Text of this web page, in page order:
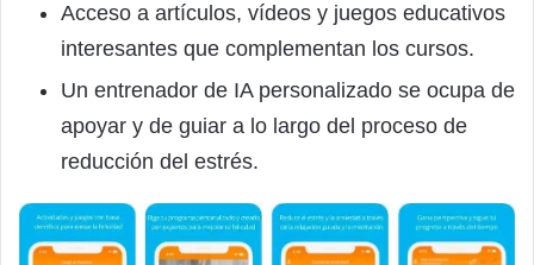
Acceso a artículos, vídeos y juegos educativos
interesantes que complementan los cursos.
Un entrenador de IA personalizado se ocupa de
apoyar y de guiar a lo largo del proceso de
reducción del estrés.